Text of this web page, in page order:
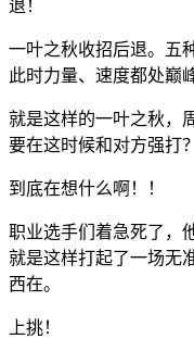
退！
一叶之秋收招后退。五
此时力量、速度都处巅
就是这样的一叶之秋，
要在这时候和对方强打？
到底在想什么啊！！
职业选手们着急死了，
就是这样打起了一场无
西在。
上挑！